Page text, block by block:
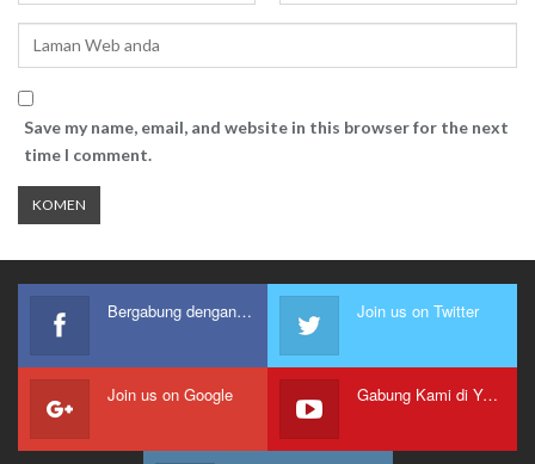
Save my name, email, and website in this browser for the next
time I comment.
Bergabung dengan kami Join us on Twitter
Join us on Google Gabung Kami di Youtube